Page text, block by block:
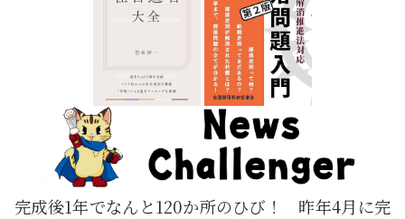
完成後1年でなんと120か所のひび！ 昨年4月に完